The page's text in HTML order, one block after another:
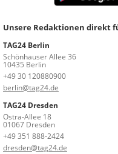
Unsere Redaktionen direkt
TAG24 Berlin
Schönhauser Allee 36
10435 Berlin
+49 30 120880900
berlin@tag24.de
TAG24 Dresden
Ostra-Allee 18
01067 Dresden
+49 351 888-2424
dresden@tag24.de